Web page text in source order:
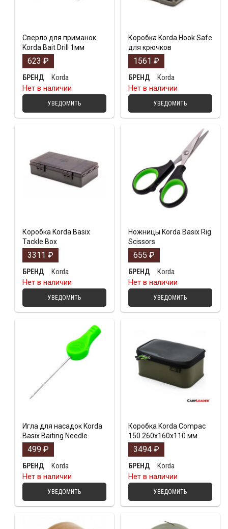
Сверло для приманок
Korda Bait Drill 1мм
623 ₽
БРЕНД
Korda
Нет в наличии
УВЕДОМИТЬ
Коробка Korda Hook Safe
для крючков
1561 ₽
БРЕНД
Korda
Нет в наличии
УВЕДОМИТЬ
Коробка Korda Basix
Tackle Box
3311 ₽
БРЕНД
Korda
Нет в наличии
УВЕДОМИТЬ
Ножницы Korda Basix Rig
Scissors
655 ₽
БРЕНД
Korda
Нет в наличии
УВЕДОМИТЬ
Игла для насадок Korda
Basix Baiting Needle
499 ₽
БРЕНД
Korda
Нет в наличии
УВЕДОМИТЬ
Коробка Korda Compac
150 260x160x110 мм.
3494 ₽
БРЕНД
Korda
Нет в наличии
УВЕДОМИТЬ